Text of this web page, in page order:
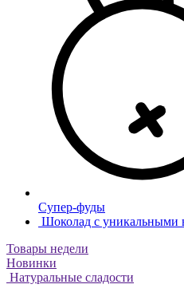
Супер-фуды
Шоколад с уникальными
Товары недели
Новинки
Натуральные сладости